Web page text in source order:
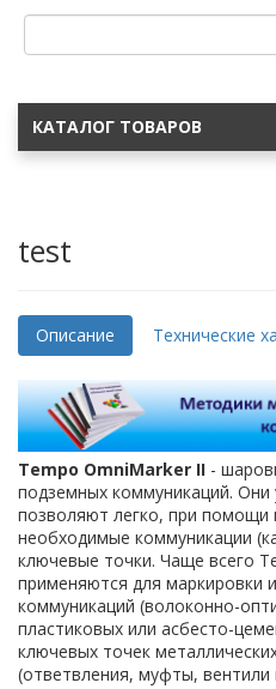
КАТАЛОГ ТОВАРОВ
test
Описание Технические
Tempo OmniMarker II -
подземных коммуникаций. Они
позволяют легко, при помощи
необходимые коммуникации
ключевые точки. Чаще всего
применяются для маркировки
коммуникаций (волоконно-
пластиковых или асбесто-
ключевых точек
(ответвления, муфты, вентили